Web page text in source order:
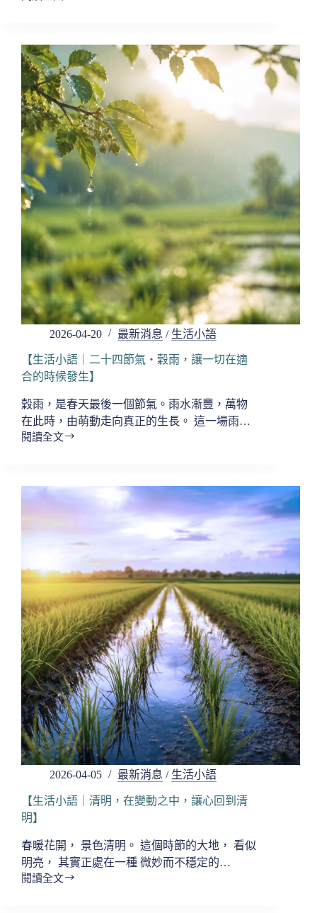
【生
語
｜
二
十
四
節
氣・
小
滿，
人
生
最
好
的
狀
態，
不
是
太
是
剛
好】
2026-04-20 最新消息 / 生活小語
【生活小語｜二十四節氣・穀雨，讓一切在適
合的時候發生】
穀雨，是春天最後一個節氣。雨水漸豐，萬物
在此時，由萌動走向真正的生長。 這一場雨…
閱讀全文
【生
語
｜
十
氣・
雨，
讓
一
切
在
適
合
的
時
候
發
2026-04-05 最新消息 / 生活小語
【生活小語｜清明，在變動之中，讓心回到清
明】
春暖花開， 景色清明。 這個時節的大地， 看似
明亮， 其實正處在一種 微妙而不穩定的…
閱讀全文
【生